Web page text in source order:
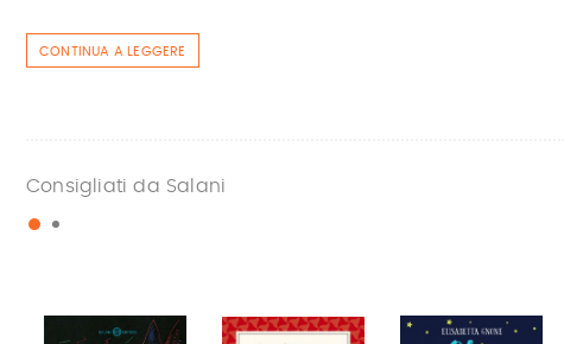
CONTINUA A LEGGERE
Consigliati da Salani